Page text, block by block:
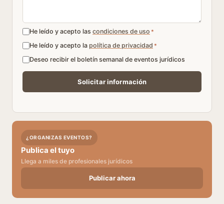
He leído y acepto las condiciones de uso *
He leído y acepto la política de privacidad *
Deseo recibir el boletín semanal de eventos jurídicos
¿ORGANIZAS EVENTOS?
Publica el tuyo
Llega a miles de profesionales jurídicos
Publicar ahora